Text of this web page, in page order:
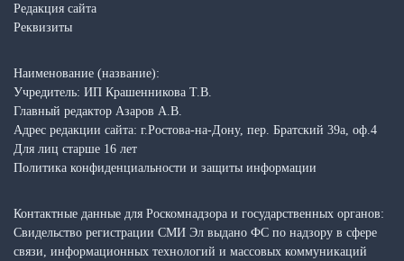
Редакция сайта
Реквизиты
Наименование (название):
Учредитель: ИП Крашенникова Т.В.
Главный редактор Азаров А.В.
Адрес редакции сайта: г.Ростова-на-Дону, пер. Братский 39а, оф.4
Для лиц старше 16 лет
Политика конфиденциальности и защиты информации
Контактные данные для Роскомнадзора и государственных органов:
Свидельство регистрации СМИ Эл выдано ФС по надзору в сфере
связи, информационных технологий и массовых коммуникаций